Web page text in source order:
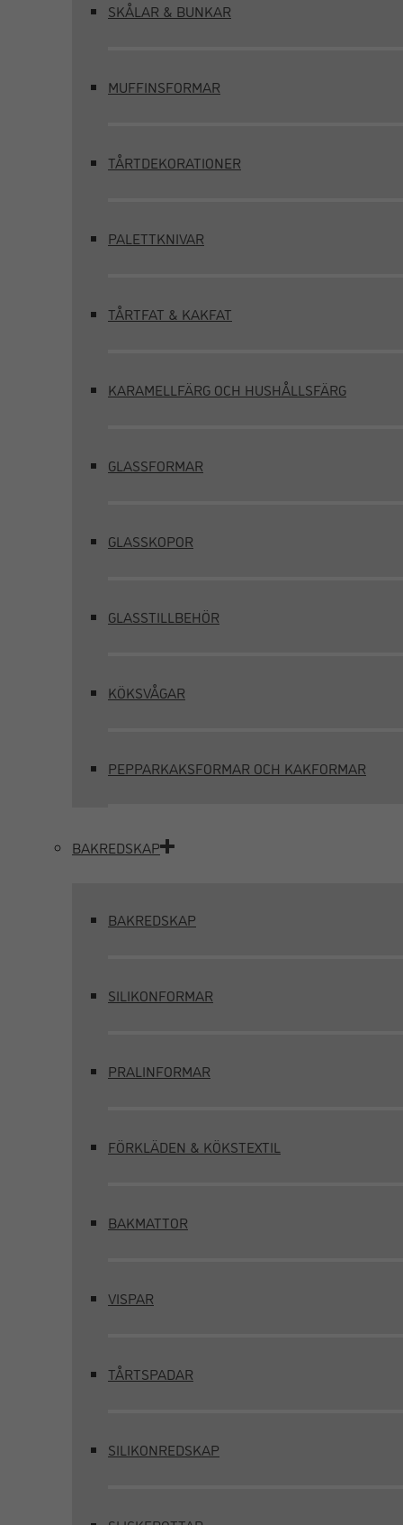
SKÅLAR & BUNKAR
MUFFINSFORMAR
TÅRTDEKORATIONER
PALETTKNIVAR
TÅRTFAT & KAKFAT
KARAMELLFÄRG OCH HUSHÅLLSFÄRG
GLASSFORMAR
GLASSKOPOR
GLASSTILLBEHÖR
KÖKSVÅGAR
PEPPARKAKSFORMAR OCH KAKFORMAR
BAKREDSKAP
BAKREDSKAP
SILIKONFORMAR
PRALINFORMAR
FÖRKLÄDEN & KÖKSTEXTIL
BAKMATTOR
VISPAR
TÅRTSPADAR
SILIKONREDSKAP